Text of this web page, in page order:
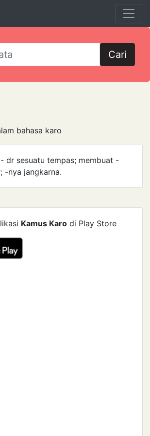
Cari
bahasa karo
dr sesuatu tempas; membuat -
-nya jangkarna.
Kamus Karo di Play Store